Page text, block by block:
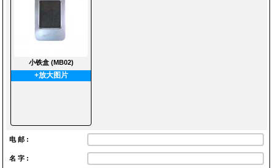
小铁盒 (MB02)
+放大图片
电 邮 :
名 字 :